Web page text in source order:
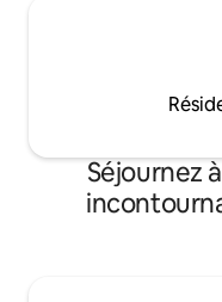
Séjournez